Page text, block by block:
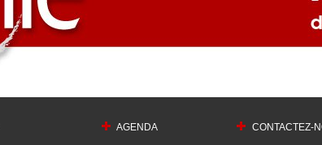
AGENDA CONTACTEZ-